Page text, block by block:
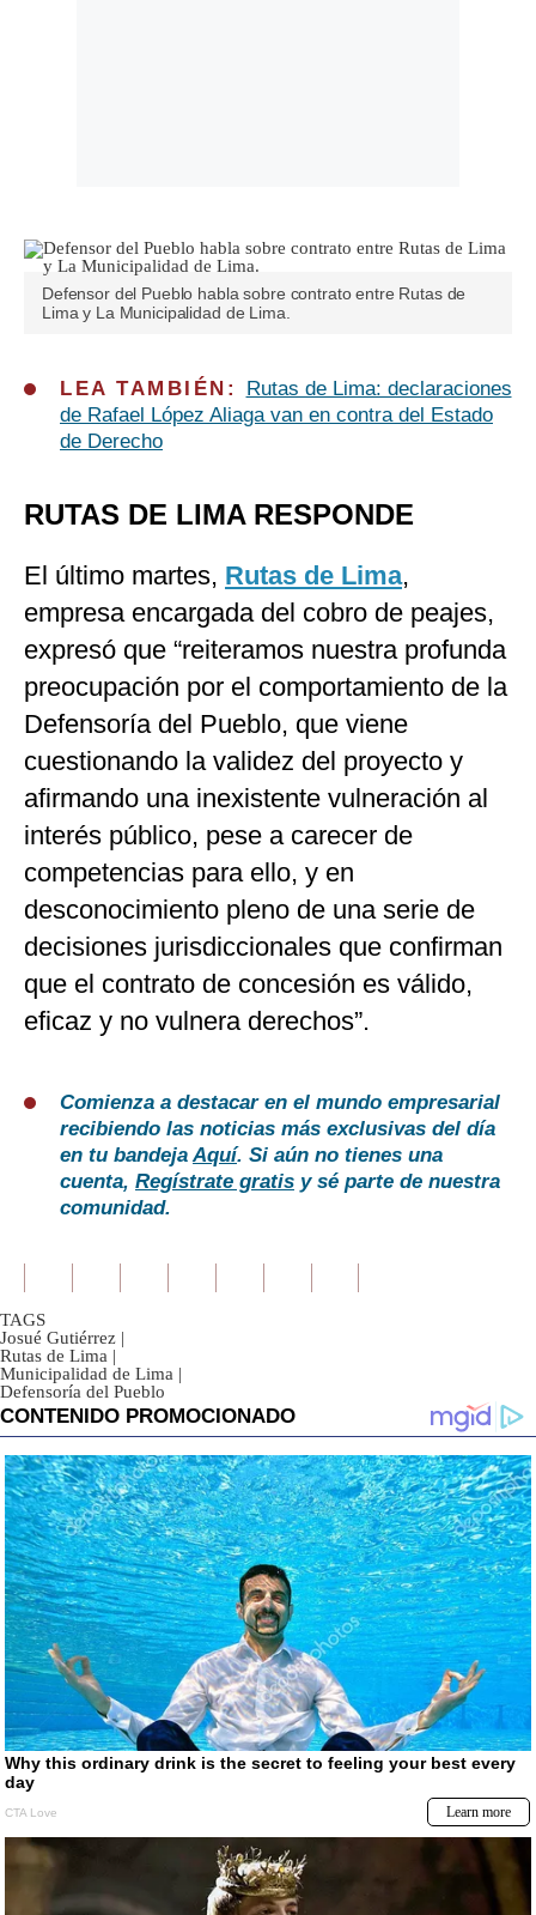
Defensor del Pueblo habla sobre contrato entre Rutas de
Lima y La Municipalidad de Lima.
LEA TAMBIÉN:
Rutas de Lima: declaraciones
de Rafael López Aliaga van en contra del Estado
de Derecho
RUTAS DE LIMA RESPONDE
El último martes, Rutas de Lima,
empresa encargada del cobro de peajes,
expresó que “reiteramos nuestra profunda
preocupación por el comportamiento de la
Defensoría del Pueblo, que viene
cuestionando la validez del proyecto y
afirmando una inexistente vulneración al
interés público, pese a carecer de
competencias para ello, y en
desconocimiento pleno de una serie de
decisiones jurisdiccionales que confirman
que el contrato de concesión es válido,
eficaz y no vulnera derechos”.
Comienza a destacar en el mundo empresarial
recibiendo las noticias más exclusivas del día
en tu bandejaAquí. Si aún no tienes una
cuenta, Regístrate gratis y sé parte de nuestra
comunidad.
TAGS
Josué Gutiérrez |
Rutas de Lima |
Municipalidad de Lima |
Defensoría del Pueblo